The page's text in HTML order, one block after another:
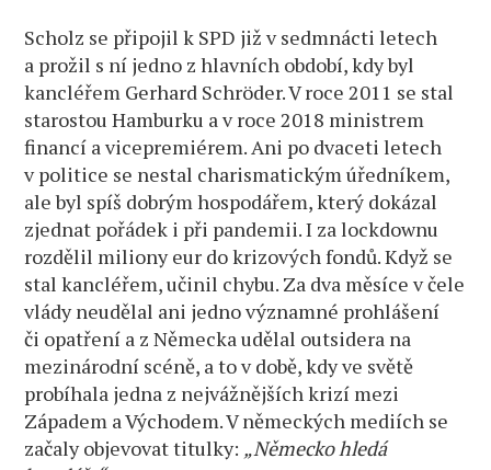
Scholz se připojil k SPD již v sedmnácti letech
a prožil s ní jedno z hlavních období, kdy byl
kancléřem Gerhard Schröder. V roce 2011 se stal
starostou Hamburku a v roce 2018 ministrem
financí a vicepremiérem. Ani po dvaceti letech
v politice se nestal charismatickým úředníkem,
ale byl spíš dobrým hospodářem, který dokázal
zjednat pořádek i při pandemii. I za lockdownu
rozdělil miliony eur do krizových fondů. Když se
stal kancléřem, učinil chybu. Za dva měsíce v čele
vlády neudělal ani jedno významné prohlášení
či opatření a z Německa udělal outsidera na
mezinárodní scéně, a to v době, kdy ve světě
probíhala jedna z nejvážnějších krizí mezi
Západem a Východem. V německých mediích se
začaly objevovat titulky: „Německo hledá